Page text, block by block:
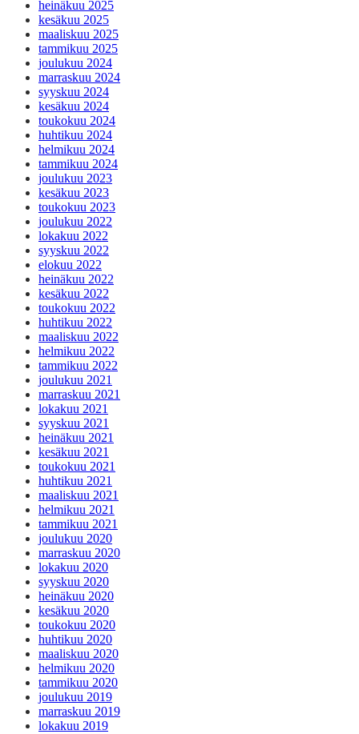
heinäkuu 2025
kesäkuu 2025
maaliskuu 2025
tammikuu 2025
joulukuu 2024
marraskuu 2024
syyskuu 2024
kesäkuu 2024
toukokuu 2024
huhtikuu 2024
helmikuu 2024
tammikuu 2024
joulukuu 2023
kesäkuu 2023
toukokuu 2023
joulukuu 2022
lokakuu 2022
syyskuu 2022
elokuu 2022
heinäkuu 2022
kesäkuu 2022
toukokuu 2022
huhtikuu 2022
maaliskuu 2022
helmikuu 2022
tammikuu 2022
joulukuu 2021
marraskuu 2021
lokakuu 2021
syyskuu 2021
heinäkuu 2021
kesäkuu 2021
toukokuu 2021
huhtikuu 2021
maaliskuu 2021
helmikuu 2021
tammikuu 2021
joulukuu 2020
marraskuu 2020
lokakuu 2020
syyskuu 2020
heinäkuu 2020
kesäkuu 2020
toukokuu 2020
huhtikuu 2020
maaliskuu 2020
helmikuu 2020
tammikuu 2020
joulukuu 2019
marraskuu 2019
lokakuu 2019